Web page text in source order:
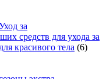
за
средств для ухода за
красивого тела (6)